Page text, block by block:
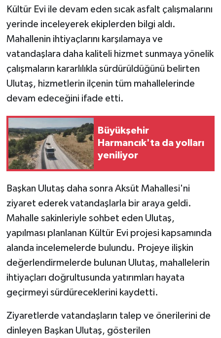
Kültür Evi ile devam eden sıcak asfalt çalışmalarını
yerinde inceleyerek ekiplerden bilgi aldı.
Mahallenin ihtiyaçlarını karşılamaya ve
vatandaşlara daha kaliteli hizmet sunmaya yönelik
çalışmaların kararlılıkla sürdürüldüğünü belirten
Ulutaş, hizmetlerin ilçenin tüm mahallelerinde
devam edeceğini ifade etti.
Büyükşehir
Harmancık'ta da yolları
yeniliyor
Başkan Ulutaş daha sonra Aksüt Mahallesi'ni
ziyaret ederek vatandaşlarla bir araya geldi.
Mahalle sakinleriyle sohbet eden Ulutaş,
yapılması planlanan Kültür Evi projesi kapsamında
alanda incelemelerde bulundu. Projeye ilişkin
değerlendirmelerde bulunan Ulutaş, mahallelerin
ihtiyaçları doğrultusunda yatırımları hayata
geçirmeyi sürdüreceklerini kaydetti.
Ziyaretlerde vatandaşların talep ve önerilerini de
dinleyen Başkan Ulutaş, gösterilen